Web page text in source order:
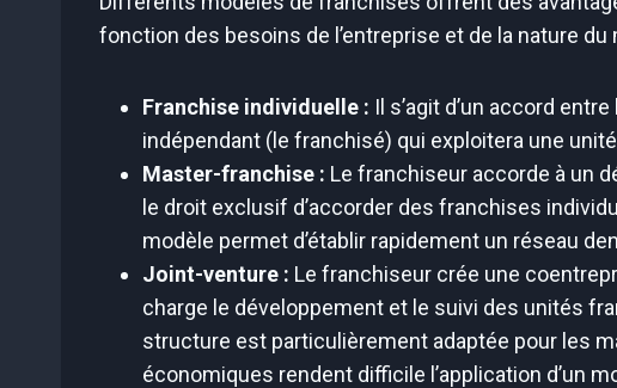
fonction des besoins de l’entreprise et de la nature
Franchise individuelle : Il s’agit d’un accord
indépendant (le franchisé) qui exploitera une
Master-franchise : Le franchiseur accorde à un
le droit exclusif d’accorder des franchises
modèle permet d’établir rapidement un réseau
Joint-venture : Le franchiseur crée une
charge le développement et le suivi des unités
structure est particulièrement adaptée pour les
économiques rendent difficile l’application d’un